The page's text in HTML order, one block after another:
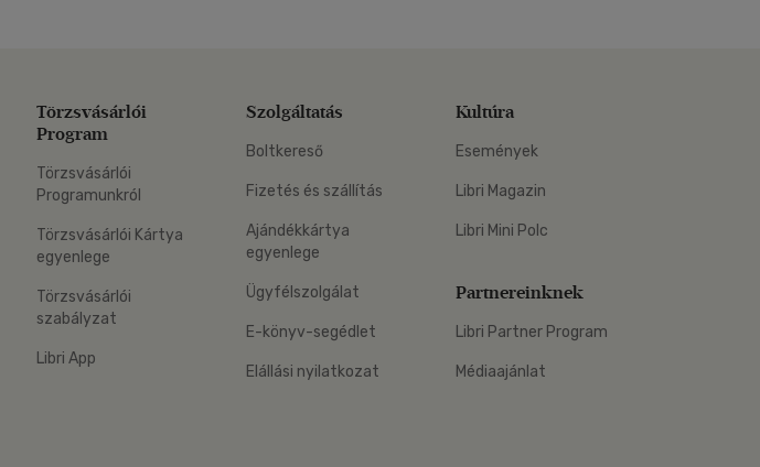
Törzsvásárlói
Program
Törzsvásárlói
Programunkról
Törzsvásárlói Kártya
egyenlege
Törzsvásárlói
szabályzat
Libri App
Szolgáltatás
Boltkereső
Fizetés és szállítás
Ajándékkártya
egyenlege
Ügyfélszolgálat
E-könyv-segédlet
Elállási nyilatkozat
Kultúra
Események
Libri Magazin
Libri Mini Polc
Partnereinknek
Libri Partner Program
Médiaajánlat